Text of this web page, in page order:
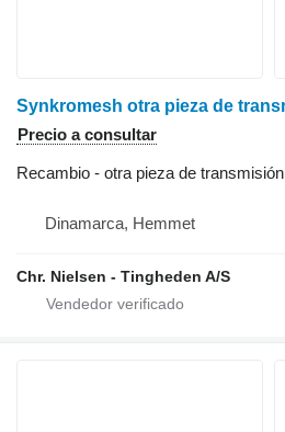
Precio a consultar
Recambio - otra pieza de transmisión
Dinamarca, Hemmet
Chr. Nielsen - Tingheden A/S